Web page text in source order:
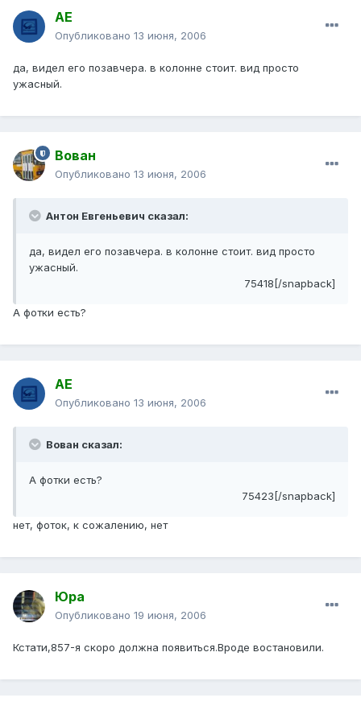
АЕ
Опубликовано 13 июня, 2006
да, видел его позавчера. в колонне стоит. вид просто
ужасный.
Вован
Опубликовано 13 июня, 2006
Антон Евгеньевич сказал:
да, видел его позавчера. в колонне стоит. вид просто
ужасный.
75418[/snapback]
А фотки есть?
АЕ
Опубликовано 13 июня, 2006
Вован сказал:
А фотки есть?
75423[/snapback]
нет, фоток, к сожалению, нет
Юра
Опубликовано 19 июня, 2006
Кстати,857-я скоро должна появиться.Вроде востановили.